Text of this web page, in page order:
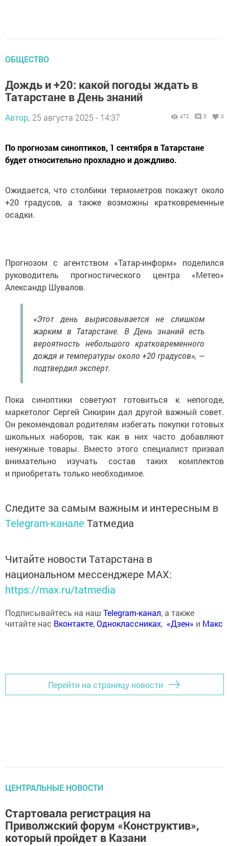
ОБЩЕСТВО
Дождь и +20: какой погоды ждать в
Татарстане в День знаний
Автор, 25 августа 2025 - 14:37 472 0 0
По прогнозам синоптиков, 1 сентября в Татарстане
будет относительно прохладно и дождливо.
Ожидается, что столбики термометров покажут около
+20 градусов, а также возможны кратковременные
осадки.
Прогнозом с агентством «Татар-информ» поделился
руководитель прогностического центра «Метео»
Александр Шувалов.
«Этот день вырисовывается не слишком
жарким в Татарстане. В День знаний есть
вероятность небольшого кратковременного
дождя и температуры около +20 градусов», —
подтвердил эксперт.
Пока синоптики советуют готовиться к непогоде,
маркетолог Сергей Сикирин дал другой важный совет.
Он рекомендовал родителям избегать покупки готовых
школьных наборов, так как в них часто добавляют
ненужные товары. Вместо этого специалист призвал
внимательно изучать состав таких комплектов
и приобретать только необходимое.
Следите за самым важным и интересным в
Telegram-канале Татмедиа
Читайте новости Татарстана в
национальном мессенджере MАХ:
https://max.ru/tatmedia
Подписывайтесь на наш Telegram-канал, а также
читайте нас Вконтакте,Одноклассниках, «Дзен» и Макс
Перейти на страницу новости
ЦЕНТРАЛЬНЫЕ НОВОСТИ
Стартовала регистрация на
Приволжский форум «Конструктив»,
который пройдет в Казани